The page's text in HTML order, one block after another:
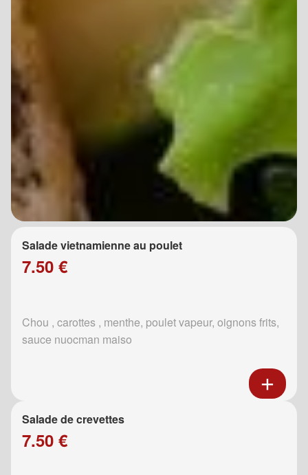
Salade vietnamienne au poulet
7.50 €
Chou , carottes , menthe, poulet vapeur, oignons frits,
sauce nuocman maiso
Salade de crevettes
7.50 €